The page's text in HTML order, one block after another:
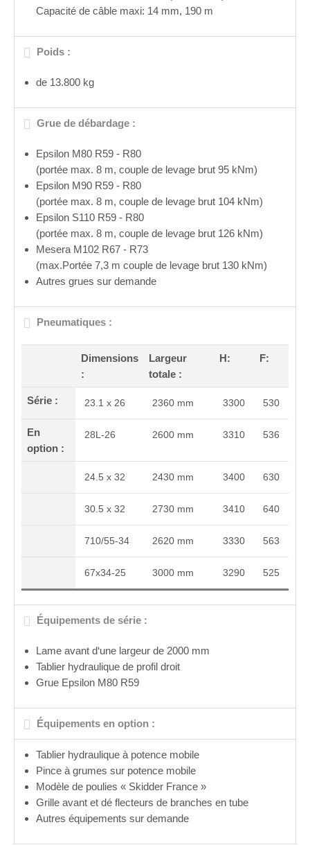
Capacité de câble maxi: 14 mm, 190 m
Poids :
de 13.800 kg
Grue de débardage :
Epsilon M80 R59 - R80
(portée max. 8 m, couple de levage brut 95 kNm)
Epsilon M90 R59 - R80
(portée max. 8 m, couple de levage brut 104 kNm)
Epsilon S110 R59 - R80
(portée max. 8 m, couple de levage brut 126 kNm)
Mesera M102 R67 - R73
(max.Portée 7,3 m couple de levage brut 130 kNm)
Autres grues sur demande
Pneumatiques :
Dimensions
:
Largeur
totale :
H: F:
Série : 23.1 x 26 2360 mm 3300 530
En
option :
28L-26 2600 mm 3310 536
24.5 x 32 2430 mm 3400 630
30.5 x 32 2730 mm 3410 640
710/55-34 2620 mm 3330 563
67x34-25 3000 mm 3290 525
Équipements de série :
Lame avant d‘une largeur de 2000 mm
Tablier hydraulique de profil droit
Grue Epsilon M80 R59
Équipements en option :
Tablier hydraulique à potence mobile
Pince à grumes sur potence mobile
Modèle de poulies « Skidder France »
Grille avant et dé flecteurs de branches en tube
Autres équipements sur demande